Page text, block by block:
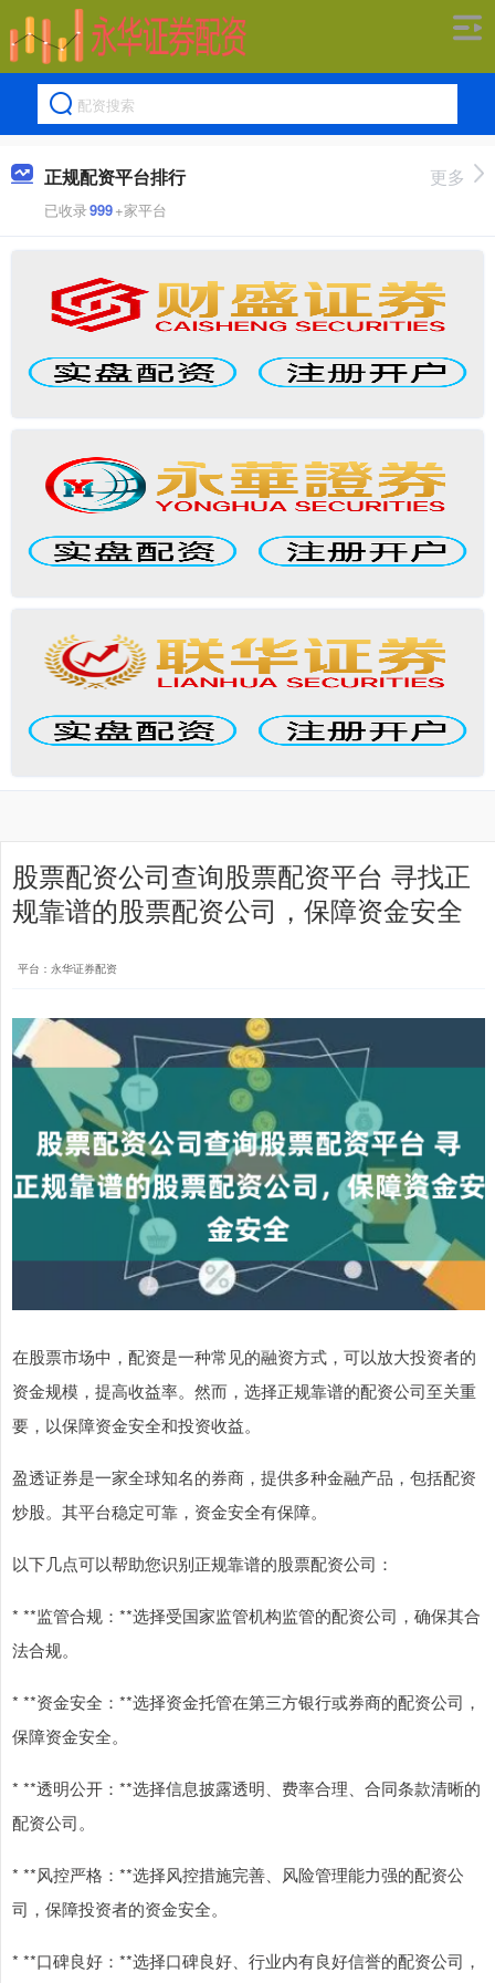
正规配资平台排行
已收录999+家平台
更多
股票配资公司查询股票配资平台 寻找正
规靠谱的股票配资公司，保障资金安全
平台：永华证券配资
在股票市场中，配资是一种常见的融资方式，可以放大投资者的
资金规模，提高收益率。然而，选择正规靠谱的配资公司至关重
要，以保障资金安全和投资收益。
盈透证券是一家全球知名的券商，提供多种金融产品，包括配资
炒股。其平台稳定可靠，资金安全有保障。
以下几点可以帮助您识别正规靠谱的股票配资公司：
* **监管合规：**选择受国家监管机构监管的配资公司，确保其合
法合规。
* **资金安全：**选择资金托管在第三方银行或券商的配资公司，
保障资金安全。
* **透明公开：**选择信息披露透明、费率合理、合同条款清晰的
配资公司。
* **风控严格：**选择风控措施完善、风险管理能力强的配资公
司，保障投资者的资金安全。
* **口碑良好：**选择口碑良好、行业内有良好信誉的配资公司，